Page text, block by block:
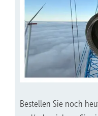
Bestellen Sie noch